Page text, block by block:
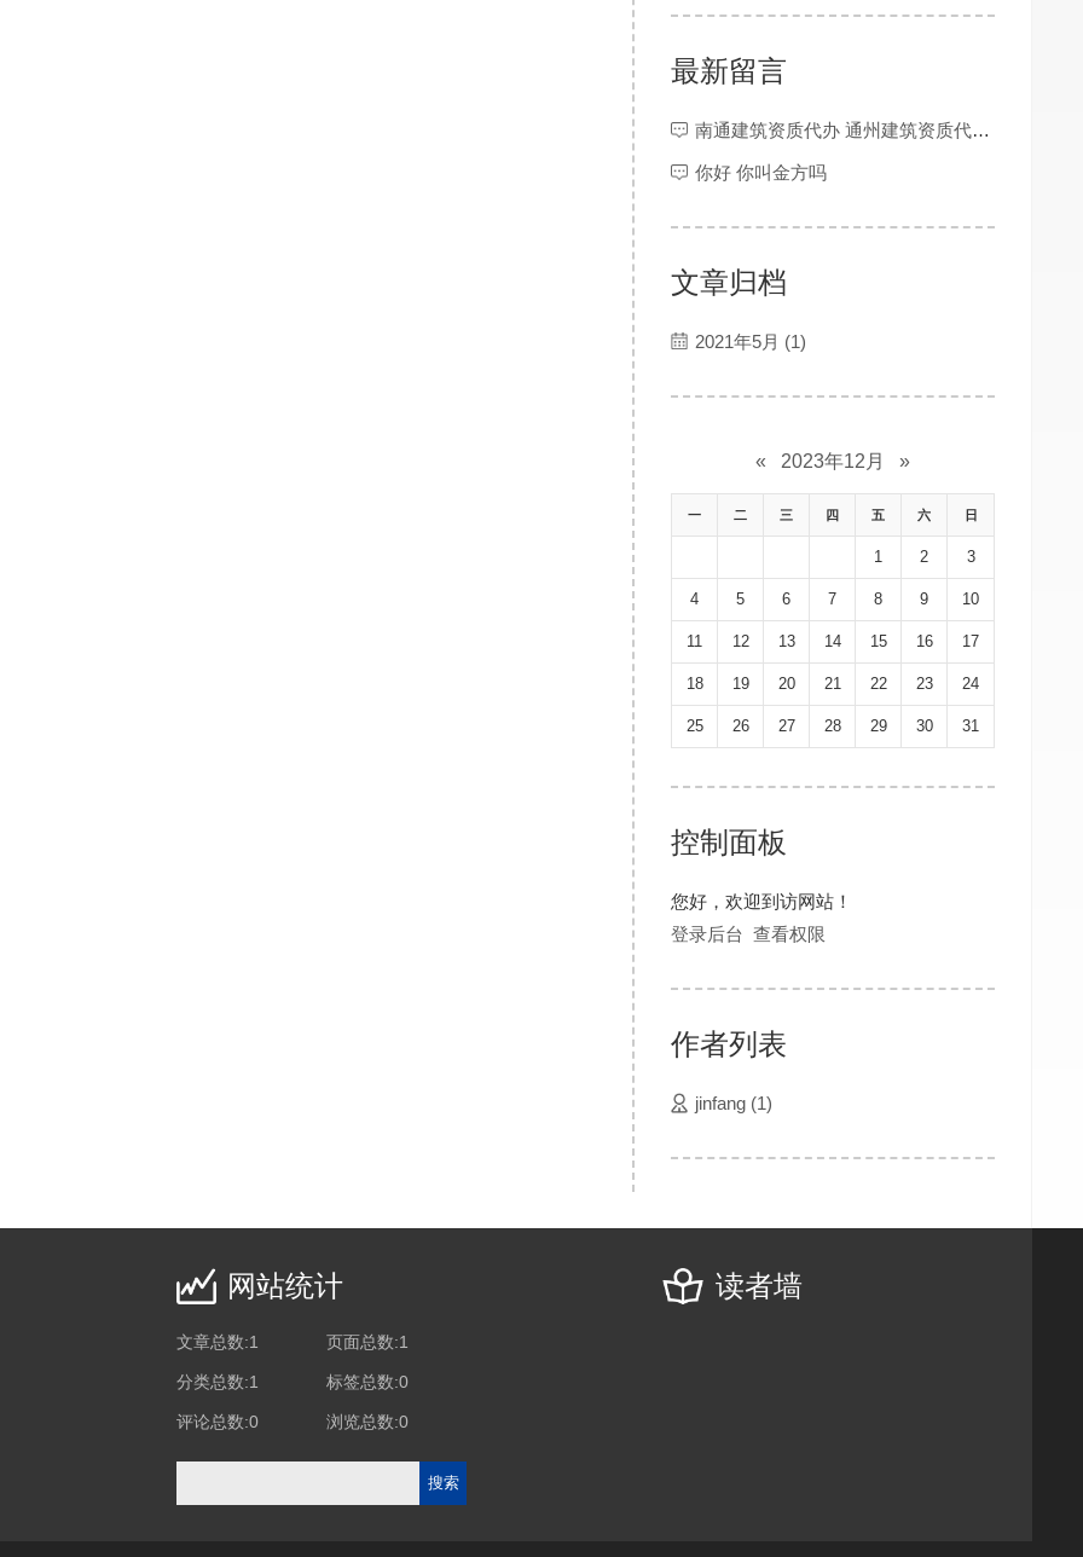
最新留言
南通建筑资质代办 通州建筑资质代办 灌南建筑资质代办 金湖建筑资质代办 大丰建筑资质代办 响水建筑资质代办 滨海资质代办 阜宁建筑资质代办 射阳资质代办 建湖建筑资质代办 东台建筑资质代办 宝应建筑资质代办 仪征建筑资质代办 江阴建筑资质代办 宜兴建筑资质代办 昆山建筑资质代办 张家港建筑资质代办 太仓建筑资质代办 靖江建筑资质代办 泰兴建筑资质代办 丹阳建筑资质代办 扬中建筑资质代办 建筑资质交易平台 海安建筑资质代办 如东建筑资质代办 如皋建筑资质代办 宿迁资质代办 镇江建筑资质代办 扬州资质办理 盐城建筑资质代办 连云港建筑资质代办 苏州建筑资质代办 常州建筑资质代办 徐州建筑资质代办 无锡建筑资质代办 南京资质代办 南通资质代办
你好 你叫金方吗
文章归档
2021年5月 (1)
« 2023年12月 »
一 二 三 四 五 六 日
1 2 3
4 5 6 7 8 9 10
11 12 13 14 15 16 17
18 19 20 21 22 23 24
25 26 27 28 29 30 31
控制面板
您好，欢迎到访网站！
登录后台 查看权限
作者列表
jinfang (1)
网站统计
文章总数:1 页面总数:1
分类总数:1 标签总数:0
评论总数:0 浏览总数:0
读者墙